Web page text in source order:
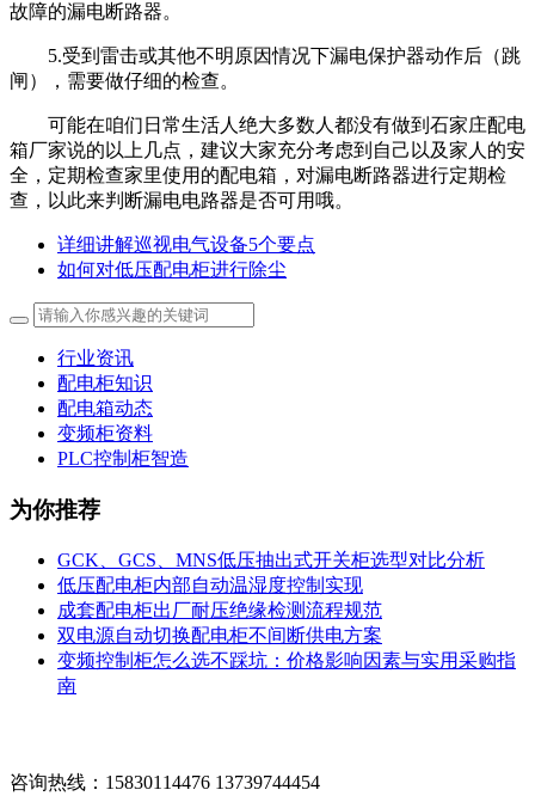
故障的漏电断路器。
5.受到雷击或其他不明原因情况下漏电保护器动作后（跳
闸），需要做仔细的检查。
可能在咱们日常生活人绝大多数人都没有做到石家庄配电
箱厂家说的以上几点，建议大家充分考虑到自己以及家人的安
全，定期检查家里使用的配电箱，对漏电断路器进行定期检
查，以此来判断漏电电路器是否可用哦。
详细讲解巡视电气设备5个要点
如何对低压配电柜进行除尘
行业资讯
配电柜知识
配电箱动态
变频柜资料
PLC控制柜智造
为你推荐
GCK、GCS、MNS低压抽出式开关柜选型对比分析
低压配电柜内部自动温湿度控制实现
成套配电柜出厂耐压绝缘检测流程规范
双电源自动切换配电柜不间断供电方案
变频控制柜怎么选不踩坑：价格影响因素与实用采购指
南
咨询热线：15830114476 13739744454